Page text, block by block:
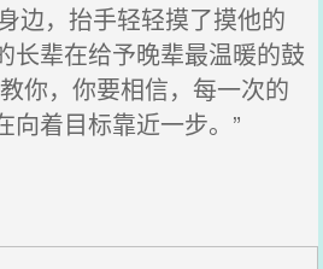
边，抬手轻轻摸了摸他的
长辈在给予晚辈最温暖的鼓
你，你要相信，每一次的
向着目标靠近一步。”